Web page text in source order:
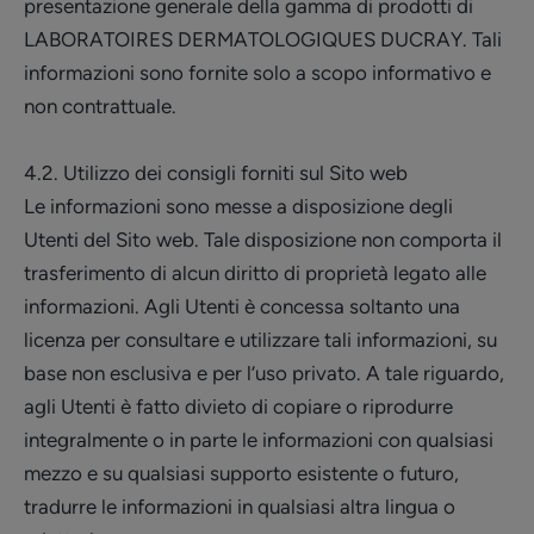
presentazione generale della gamma di prodotti di
LABORATOIRES DERMATOLOGIQUES DUCRAY. Tali
informazioni sono fornite solo a scopo informativo e
non contrattuale.
4.2. Utilizzo dei consigli forniti sul Sito web
Le informazioni sono messe a disposizione degli
Utenti del Sito web. Tale disposizione non comporta il
trasferimento di alcun diritto di proprietà legato alle
informazioni. Agli Utenti è concessa soltanto una
licenza per consultare e utilizzare tali informazioni, su
base non esclusiva e per l’uso privato. A tale riguardo,
agli Utenti è fatto divieto di copiare o riprodurre
integralmente o in parte le informazioni con qualsiasi
mezzo e su qualsiasi supporto esistente o futuro,
tradurre le informazioni in qualsiasi altra lingua o